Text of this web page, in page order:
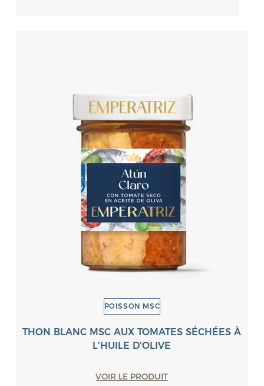
POISSON MSC
THON BLANC MSC AUX TOMATES SÉCHÉES À
L'HUILE D'OLIVE
VOIR LE PRODUIT